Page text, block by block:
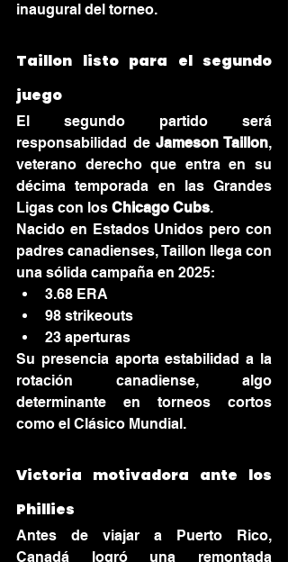
inaugural del torneo.
Taillon listo para el segundo
juego
El segundo partido será
responsabilidad de Jameson Taillon,
veterano derecho que entra en su
décima temporada en las Grandes
Ligas con los Chicago Cubs.
Nacido en Estados Unidos pero con
padres canadienses, Taillon llega con
una sólida campaña en 2025:
3.68 ERA
98 strikeouts
23 aperturas
Su presencia aporta estabilidad a la
rotación canadiense, algo
determinante en torneos cortos
como el Clásico Mundial.
Victoria motivadora ante los
Phillies
Antes de viajar a Puerto Rico,
Canadá logró una remontada